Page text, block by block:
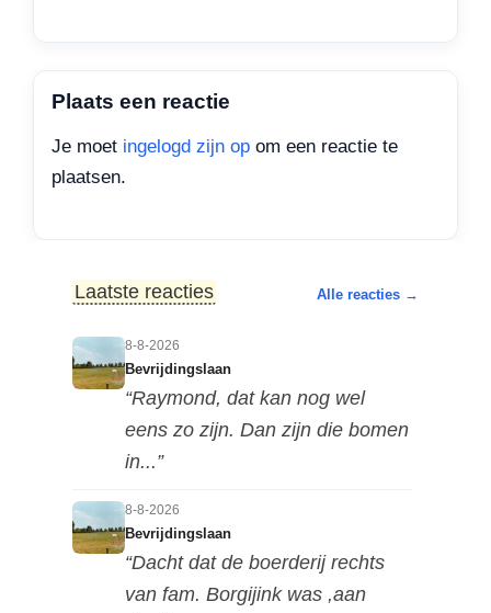
Plaats een reactie
Je moet ingelogd zijn op om een reactie te
plaatsen.
Laatste reacties Alle reacties →
8-8-2026
Bevrijdingslaan
“Raymond, dat kan nog wel
eens zo zijn. Dan zijn die bomen
in...”
8-8-2026
Bevrijdingslaan
“Dacht dat de boerderij rechts
van fam. Borgijink was ,aan